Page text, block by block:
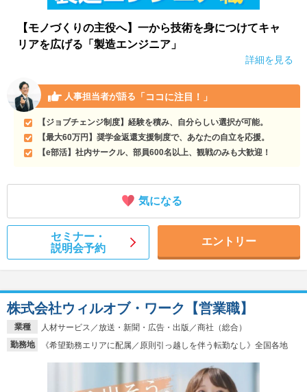
【モノづくりの主役へ】一から技術を身につけてキャ
リアを広げる「製造エンジニア」
詳細を見る
人事担当者が語る 「ココに注目！」
【ジョブチェンジ制度】経験を積み、自分らしい選択が可能。
【最大60万円】奨学金返還支援制度で、あなたの自立を応援。
【e部活】社内サークル、部員600名以上、観戦のみも大歓迎！
気になる
セミナー・
説明会予約
エントリー
業種
人材サービス／放送・新聞・広告・出版／商社（総合）
勤務地
《希望勤務エリアに配属／原則引っ越しを伴う転勤なし》全国各地
株式会社ウィルオブ・ワーク【営業職】